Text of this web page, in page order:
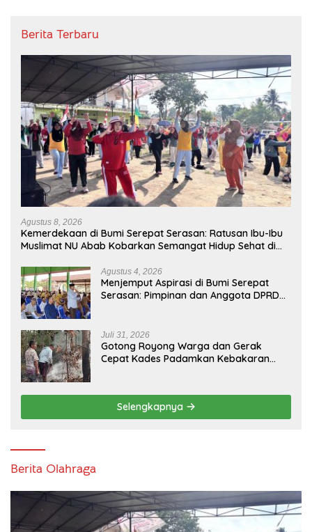
Berita Terbaru
Agustus 8, 2026
Kemerdekaan di Bumi Serepat Serasan: Ratusan Ibu-Ibu
Muslimat NU Abab Kobarkan Semangat Hidup Sehat di
Agustus 4, 2026
Menjemput Aspirasi di Bumi Serepat
Serasan: Pimpinan dan Anggota DPRD
2026
Juli 31, 2026
Gotong Royong Warga dan Gerak
Cepat Kades Padamkan Kebakaran
Selengkapnya
Berita Olahraga